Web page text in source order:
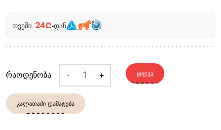
თვეში: 24₾-დან
რაოდენობა - + ᲧᲘᲓᲕᲐ
ᲙᲐᲚᲐᲗᲐᲨᲘ ᲓᲐᲛᲐᲢᲔᲑᲐ